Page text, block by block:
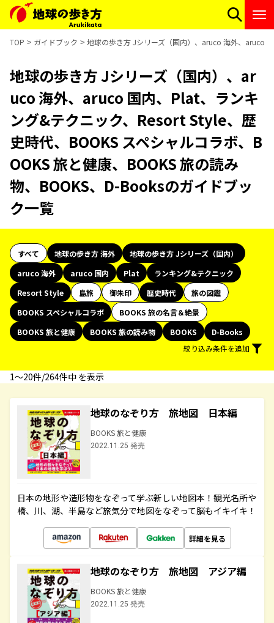
TOP ガイドブック 地球の歩き方 Jシリーズ（国内）、aruco 海外、aruco
地球の歩き方 Jシリーズ（国内）、ar
uco 海外、aruco 国内、Plat、ランキ
ング&テクニック、Resort Style、歴
史時代、BOOKS スペシャルコラボ、B
OOKS 旅と健康、BOOKS 旅の読み
物、BOOKS、D-Booksのガイドブッ
ク一覧
すべて 地球の歩き方 海外
地球の歩き方 Jシリーズ（国内）
aruco 海外
aruco 国内 Plat
ランキング&テクニック
Resort Style
島旅 御朱印 歴史時代
旅の図鑑
BOOKS スペシャルコラボ
BOOKS 旅の名言＆絶景
BOOKS 旅と健康
BOOKS 旅の読み物 BOOKS
D-Books
絞り込み条件を追加
1〜20件/264件中 を表示
地球のなぞり方 旅地図 日本編
BOOKS 旅と健康
2022.11.25 発売
日本の地形や造形物をなぞって学ぶ新しい地図本！観光名所や
橋、川、湖、半島など旅気分で地図をなぞって脳もイキイキ！
詳細を見る
地球のなぞり方 旅地図 アジア編
BOOKS 旅と健康
2022.11.25 発売